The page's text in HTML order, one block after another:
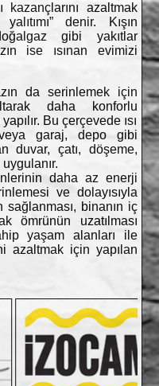
kazançlarını azaltmak
denir. Kışın
gibi yakıtlar
ise ısınan evimizi
da serinlemek için
daha konforlu
Bu çerçevede ısı
veya garaj, depo gibi
duvar, çatı, döşeme,
daha az enerji
ve dolayısıyla
sağlanması, binanın iç
ömrünün uzatılması
yaşam alanları ile
azaltmak için yapılan